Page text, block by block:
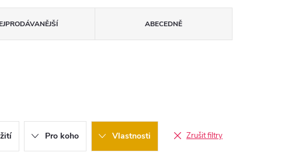
ABECEDNĚ
Pro koho Vlastnosti Zrušit filtry